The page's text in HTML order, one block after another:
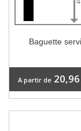
Baguette
A partir de